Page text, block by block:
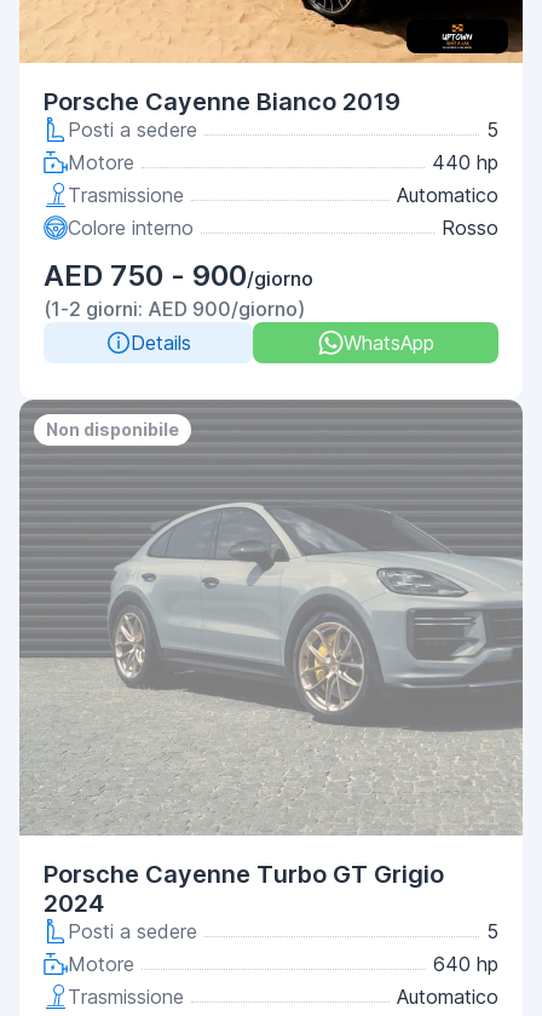
Porsche Cayenne Bianco 2019
Posti a sedere
5
Motore
440 hp
Trasmissione
Automatico
Colore interno
Rosso
AED 750 - 900/giorno
(1-2 giorni: AED 900/giorno)
Details
WhatsApp
Non disponibile
Porsche Cayenne Turbo GT Grigio
2024
Posti a sedere
5
Motore
640 hp
Trasmissione
Automatico